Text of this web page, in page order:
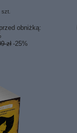
szt.
obniżką:
zł -25%